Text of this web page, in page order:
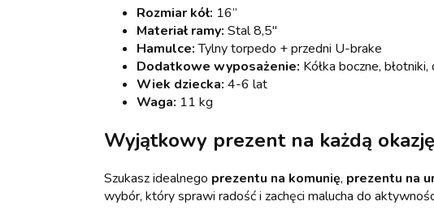
Rozmiar kół: 16”
Materiał ramy: Stal 8,5"
Hamulce:Tylny torpedo + przedni U-brake
Dodatkowe wyposażenie: Kółka boczne,
Wiek dziecka: 4-6 lat
Waga: 11 kg
Wyjątkowy prezent na każdą
Szukasz idealnego prezentu na komunię, prezentu na
wybór, który sprawi radość i zachęci malucha do